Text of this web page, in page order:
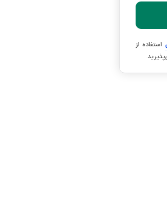
استفاده از